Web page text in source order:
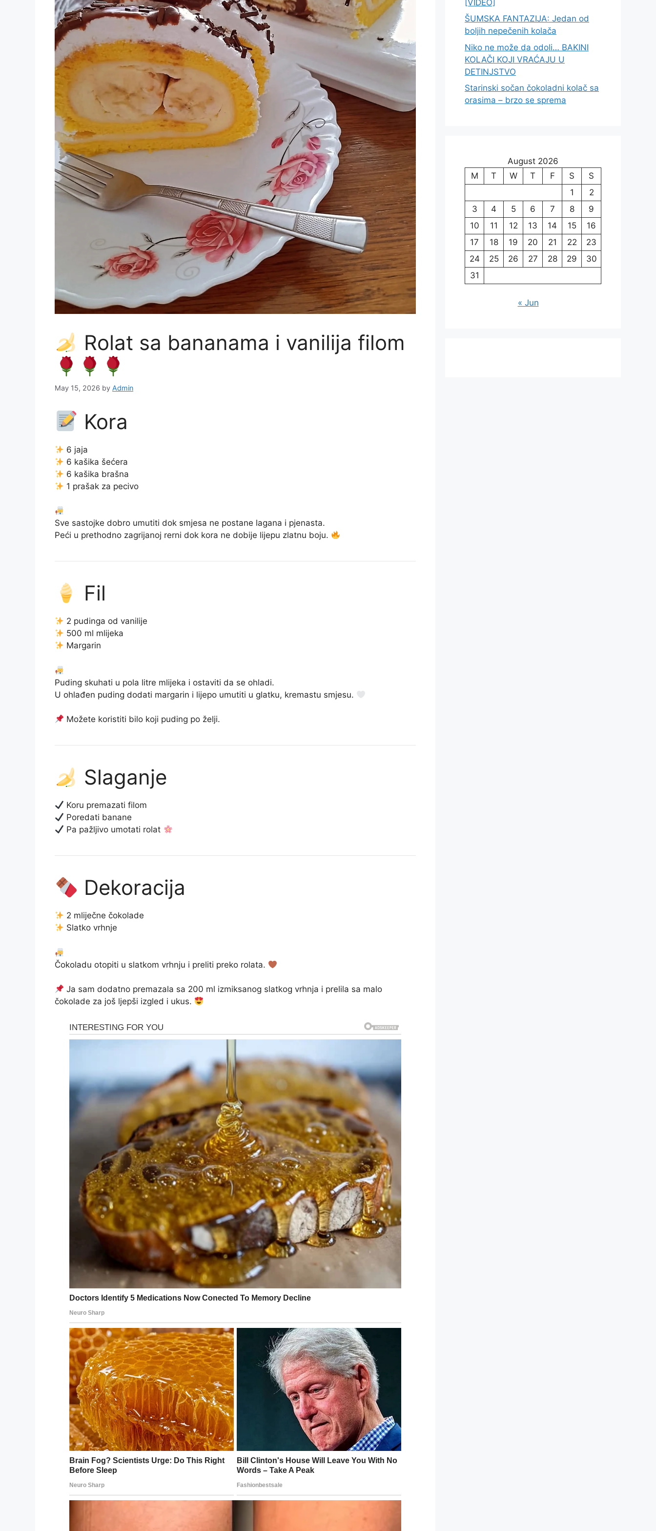
Rolat sa bananama i vanilija filom
May 15, 2026 by Admin
Kora
6 jaja
6 kašika šećera
6 kašika brašna
1 prašak za pecivo
Sve sastojke dobro umutiti dok smjesa ne postane lagana i pjenasta.
Peći u prethodno zagrijanoj rerni dok kora ne dobije lijepu zlatnu boju.
Fil
2 pudinga od vanilije
500 ml mlijeka
Margarin
Puding skuhati u pola litre mlijeka i ostaviti da se ohladi.
U ohlađen puding dodati margarin i lijepo umutiti u glatku, kremastu smjesu.
Možete koristiti bilo koji puding po želji.
Slaganje
Koru premazati filom
Poredati banane
Pa pažljivo umotati rolat
Dekoracija
2 mliječne čokolade
Slatko vrhnje
Čokoladu otopiti u slatkom vrhnju i preliti preko rolata.
Ja sam dodatno premazala sa 200 ml izmiksanog slatkog vrhnja i prelila sa malo
čokolade za još ljepši izgled i ukus.
[VIDEO]
ŠUMSKA FANTAZIJA: Jedan od
boljih nepečenih kolača
Niko ne može da odoli… BAKINI
KOLAČI KOJI VRAĆAJU U
DETINJSTVO
Starinski sočan čokoladni kolač sa
orasima – brzo se sprema
August 2026
M
T W T F S
S
1
2
3
4 5 6 7 8
9
10
11 12 13 14 15
16
17
18 19 20 21 22
23
24
25 26 27 28 29
30
31
« Jun